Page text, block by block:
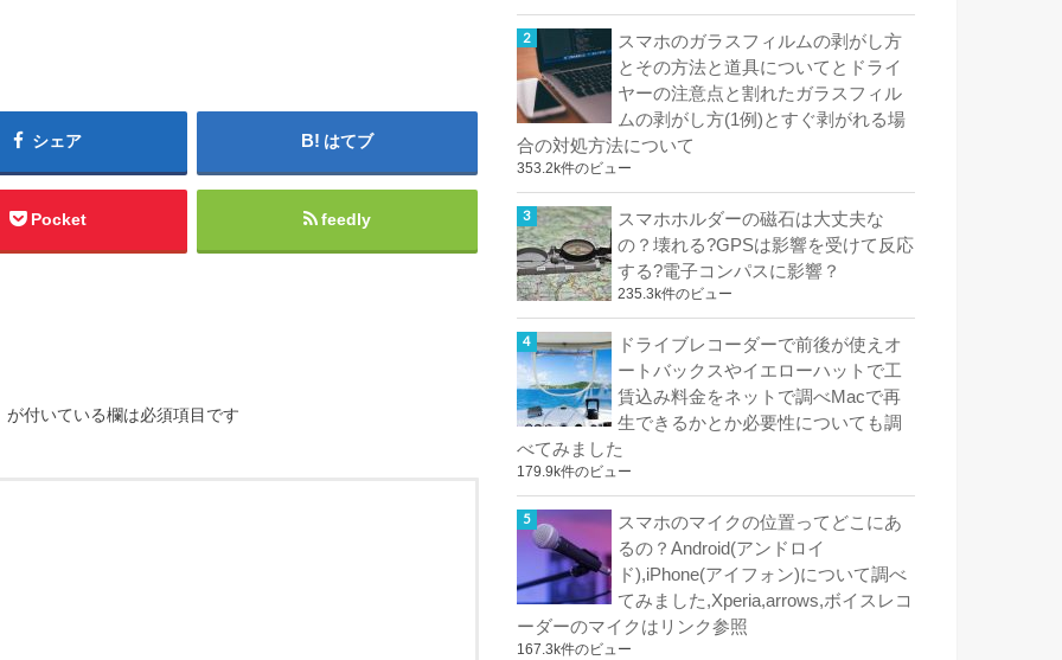
シェア はてブ
Pocket feedly
が付いている欄は必須項目です
スマホのガラスフィルムの剥がし方
とその方法と道具についてとドライ
ヤーの注意点と割れたガラスフィル
ムの剥がし方(1例)とすぐ剥がれる場
合の対処方法について
353.2k件のビュー
スマホホルダーの磁石は大丈夫な
の？壊れる?GPSは影響を受けて反応
する?電子コンパスに影響？
235.3k件のビュー
ドライブレコーダーで前後が使えオ
ートバックスやイエローハットで工
賃込み料金をネットで調べMacで再
生できるかとか必要性についても調
べてみました
179.9k件のビュー
スマホのマイクの位置ってどこにあ
るの？Android(アンドロイ
ド),iPhone(アイフォン)について調べ
てみました,Xperia,arrows,ボイスレコ
ーダーのマイクはリンク参照
167.3k件のビュー